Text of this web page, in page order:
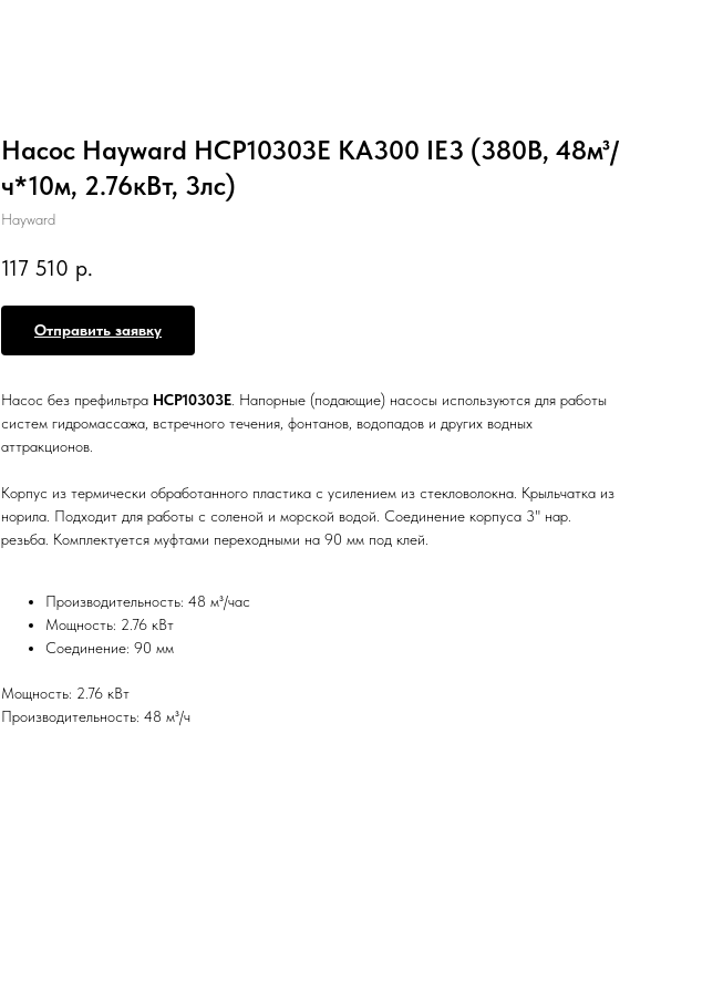
Насос Hayward HCP10303E KA300 IE3 (380В, 48м³/
ч*10м, 2.76кВт, 3лс)
Hayward
117 510 р.
Отправить заявку
Насос без префильтра HCP10303E . Напорные (подающие) насосы используются для работы
систем гидромассажа, встречного течения, фонтанов, водопадов и других водных
аттракционов.
Корпус из термически обработанного пластика с усилением из стекловолокна. Крыльчатка из
норила. Подходит для работы с соленой и морской водой. Соединение корпуса 3" нар.
резьба. Комплектуется муфтами переходными на 90 мм под клей.
Производительность: 48 м³/час
Мощность: 2.76 кВт
Соединение: 90 мм
Мощность: 2.76 кВт
Производительность: 48 м³/ч